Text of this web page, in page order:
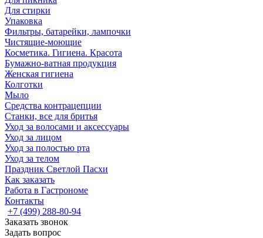
Для стирки
Упаковка
Фильтры, батарейки, лампочки
Чистящие-моющие
Косметика. Гигиена. Красота
Бумажно-ватная продукция
Женская гигиена
Колготки
Мыло
Средства контрацепции
Станки, все для бритья
Уход за волосами и аксессуары
Уход за лицом
Уход за полостью рта
Уход за телом
Праздник Светлой Пасхи
Как заказать
Работа в Гастрономе
Контакты
+7 (499) 288-80-94
Заказать звонок
Задать вопрос